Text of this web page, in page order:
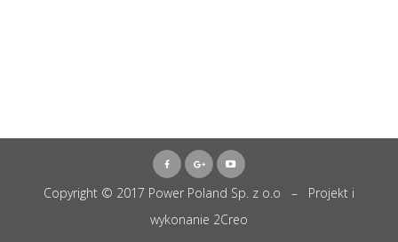
Copyright © 2017 Power Poland Sp. z o.o – Projekt i
wykonanie 2Creo